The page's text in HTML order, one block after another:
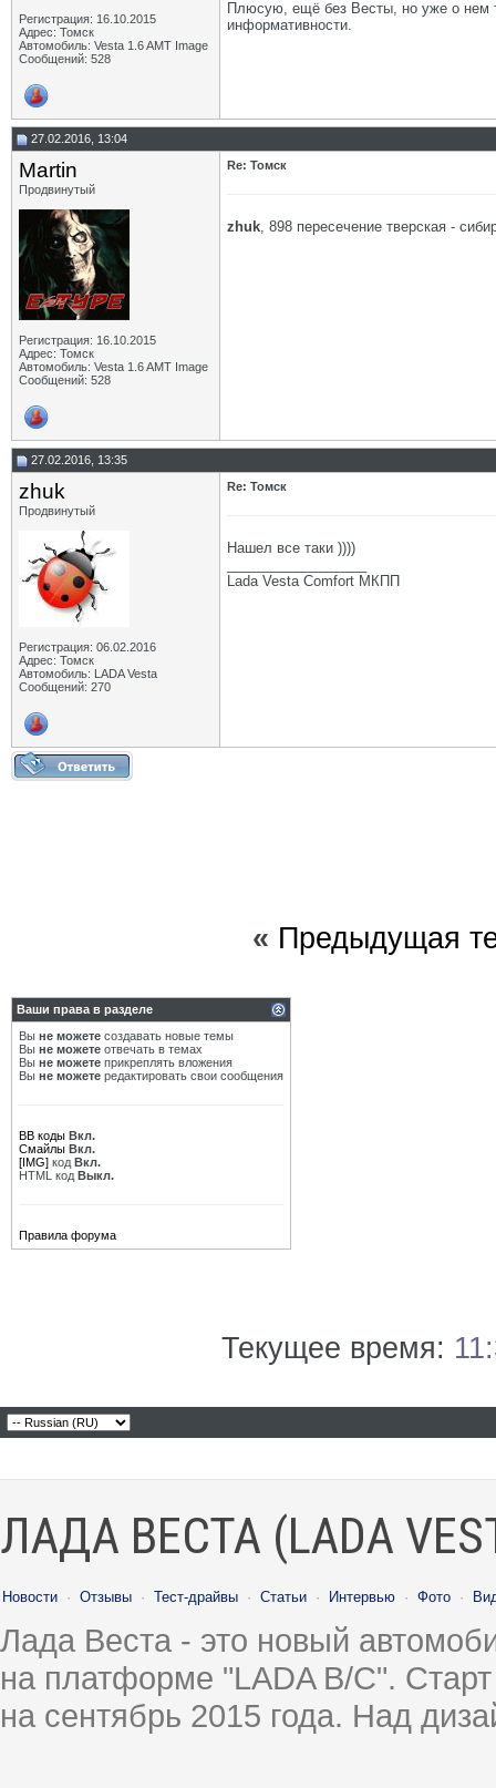
Регистрация: 16.10.2015
Адрес: Томск
Автомобиль: Vesta 1.6 AMT Image
Сообщений: 528
Плюсую, ещё без Весты, но уже о нем
информативности.
27.02.2016, 13:04
Martin
Продвинутый
Регистрация: 16.10.2015
Адрес: Томск
Автомобиль: Vesta 1.6 AMT Image
Сообщений: 528
Re: Томск
zhuk, 898 пересечение тверская -
27.02.2016, 13:35
zhuk
Продвинутый
Регистрация: 06.02.2016
Адрес: Томск
Автомобиль: LADA Vesta
Сообщений: 270
Re: Томск
Нашел все таки ))))
Lada Vesta Comfort МКПП
« Предыдущая
Ваши права в разделе
Вы не можете создавать новые темы
Вы не можете отвечать в темах
Вы не можете прикреплять вложения
Вы не можете редактировать свои сообщения
BB коды Вкл.
Смайлы Вкл.
[IMG] код Вкл.
HTML код Выкл.
Правила форума
Текущее время:
ЛАДА ВЕСТА (LADA
Новости · Отзывы · Тест-драйвы · Статьи · Интервью · Фото ·
Лада Веста - это новый
на платформе "LADA B/C".
на сентябрь 2015 года. Над